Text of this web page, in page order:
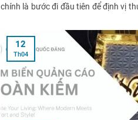
chính là bước đi đầu tiên để định vị
12
Th04